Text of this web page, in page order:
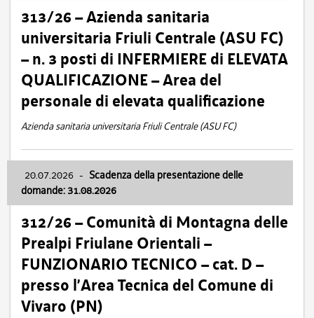
313/26 – Azienda sanitaria
universitaria Friuli Centrale (ASU FC)
– n. 3 posti di INFERMIERE di ELEVATA
QUALIFICAZIONE – Area del
personale di elevata qualificazione
Azienda sanitaria universitaria Friuli Centrale (ASU FC)
20.07.2026 - Scadenza della presentazione delle
domande: 31.08.2026
312/26 – Comunità di Montagna delle
Prealpi Friulane Orientali –
FUNZIONARIO TECNICO – cat. D –
presso l’Area Tecnica del Comune di
Vivaro (PN)